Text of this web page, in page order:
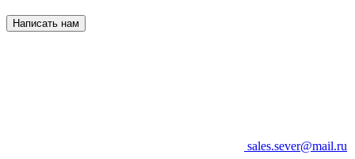
Написать нам
sales.sever@mail.ru